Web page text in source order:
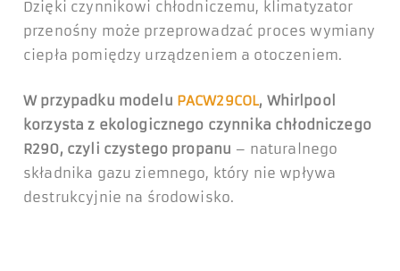
Dzięki czynnikowi chłodniczemu, klimatyzator
przenośny może przeprowadzać proces wymiany
ciepła pomiędzy urządzeniem a otoczeniem.
W przypadku modelu PACW29COL, Whirlpool
korzysta z ekologicznego czynnika chłodniczego
R290, czyli czystego propanu – naturalnego
składnika gazu ziemnego, który nie wpływa
destrukcyjnie na środowisko.